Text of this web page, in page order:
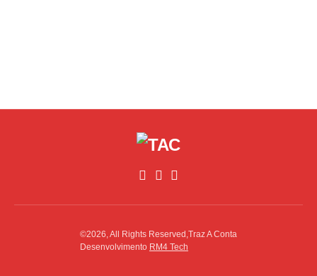
©2026, All Rights Reserved,Traz A Conta
Desenvolvimento RM4 Tech